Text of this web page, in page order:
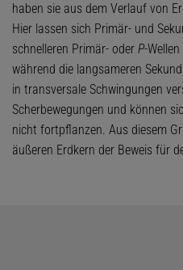
haben sie aus dem Verlauf von
Hier lassen sich Primär- und
schnelleren Primär- oder P-
während die langsameren
in transversale Schwingungen
Scherbewegungen und können
nicht fortpflanzen. Aus diesem
äußeren Erdkern der Beweis für